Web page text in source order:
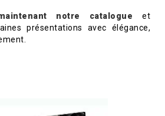
notre catalogue et
présentations avec élégance,